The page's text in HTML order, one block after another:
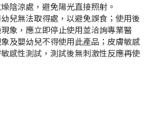
陰涼處，避免陽光直接照射。
兒無法取得處，以避免誤食；使用後
象，應立即停止使用並洽詢專業醫
及嬰幼兒不得使用此產品；皮膚敏感
感性測試，測試後無刺激性反應再使